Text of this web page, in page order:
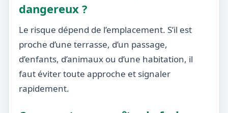
dangereux ?
Le risque dépend de l’emplacement. S’il est
proche d’une terrasse, d’un passage,
d’enfants, d’animaux ou d’une habitation, il
faut éviter toute approche et signaler
rapidement.